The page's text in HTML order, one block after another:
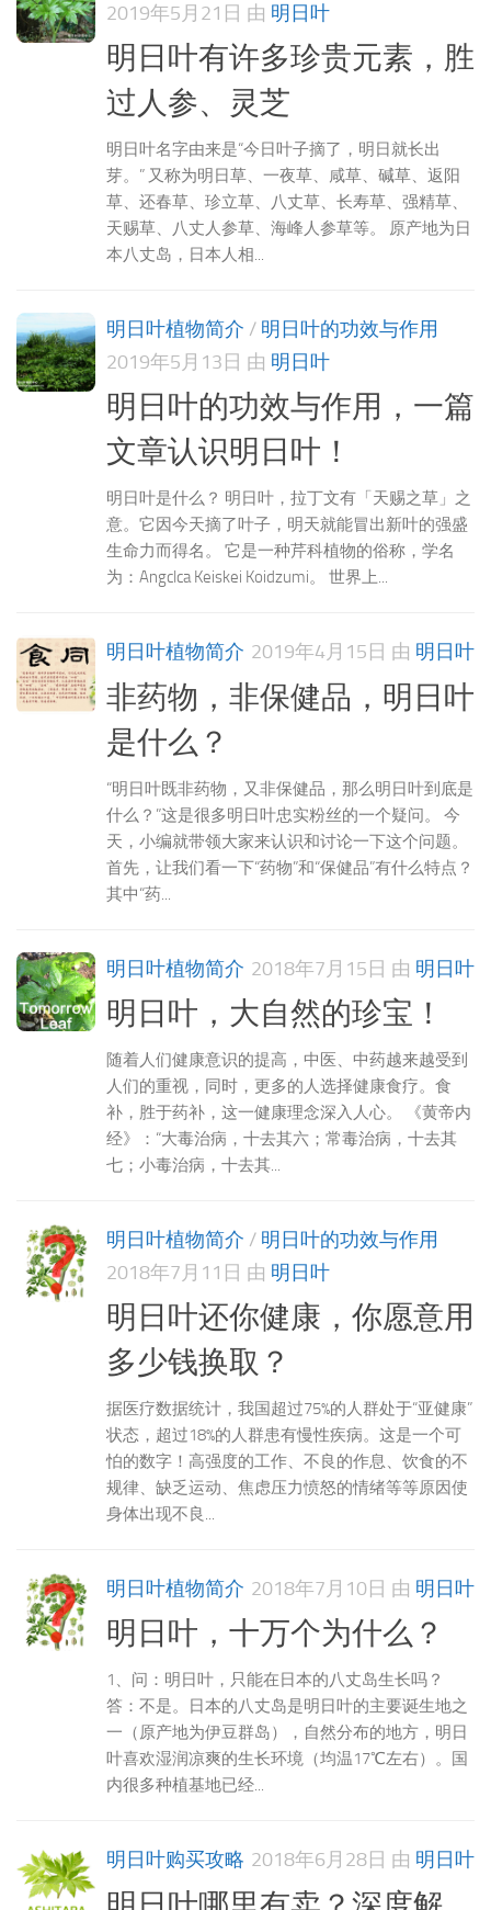
2019年5月21日 由 明日叶
明日叶有许多珍贵元素，胜
过人参、灵芝
明日叶名字由来是“今日叶子摘了，明日就长出
芽。” 又称为明日草、一夜草、咸草、碱草、返阳
草、还春草、珍立草、八丈草、长寿草、强精草、
天赐草、八丈人参草、海峰人参草等。 原产地为日
本八丈岛，日本人相...
明日叶植物简介 / 明日叶的功效与作用
2019年5月13日 由 明日叶
明日叶的功效与作用，一篇
文章认识明日叶！
明日叶是什么？ 明日叶，拉丁文有「天赐之草」之
意。它因今天摘了叶子，明天就能冒出新叶的强盛
生命力而得名。 它是一种芹科植物的俗称，学名
为：Angclca Keiskei Koidzumi。 世界上...
明日叶植物简介 2019年4月15日 由 明日叶
非药物，非保健品，明日叶
是什么？
“明日叶既非药物，又非保健品，那么明日叶到底是
什么？”这是很多明日叶忠实粉丝的一个疑问。 今
天，小编就带领大家来认识和讨论一下这个问题。
首先，让我们看一下“药物”和“保健品”有什么特点？
其中“药...
明日叶植物简介 2018年7月15日 由 明日叶
明日叶，大自然的珍宝！
随着人们健康意识的提高，中医、中药越来越受到
人们的重视，同时，更多的人选择健康食疗。食
补，胜于药补，这一健康理念深入人心。 《黄帝内
经》：“大毒治病，十去其六；常毒治病，十去其
七；小毒治病，十去其...
明日叶植物简介 / 明日叶的功效与作用
2018年7月11日 由 明日叶
明日叶还你健康，你愿意用
多少钱换取？
据医疗数据统计，我国超过75%的人群处于“亚健康”
状态，超过18%的人群患有慢性疾病。这是一个可
怕的数字！高强度的工作、不良的作息、饮食的不
规律、缺乏运动、焦虑压力愤怒的情绪等等原因使
身体出现不良...
明日叶植物简介 2018年7月10日 由 明日叶
明日叶，十万个为什么？
1、问：明日叶，只能在日本的八丈岛生长吗？
答：不是。日本的八丈岛是明日叶的主要诞生地之
一（原产地为伊豆群岛），自然分布的地方，明日
叶喜欢湿润凉爽的生长环境（均温17℃左右）。国
内很多种植基地已经...
明日叶购买攻略 2018年6月28日 由 明日叶